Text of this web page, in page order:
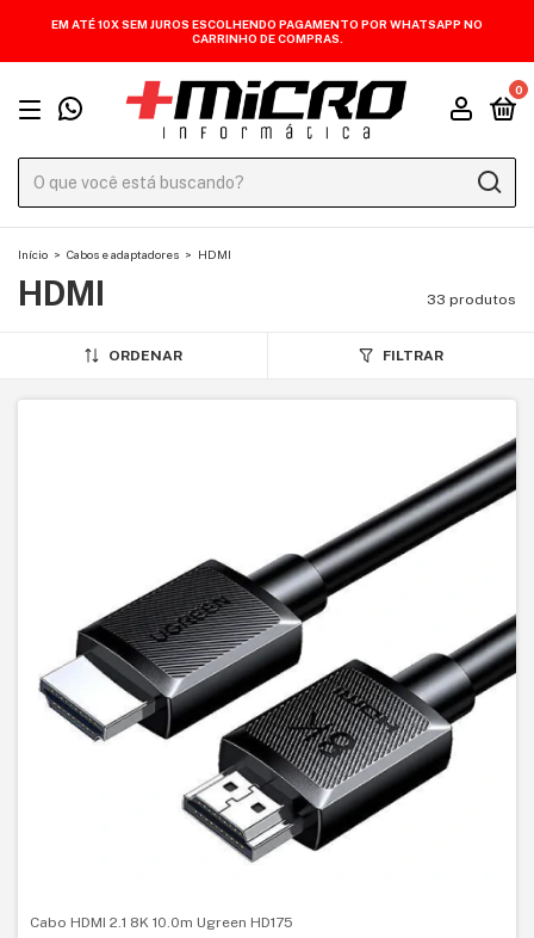
EM ATÉ 10X SEM JUROS ESCOLHENDO PAGAMENTO POR WHATSAPP NO
CARRINHO DE COMPRAS.
0
Início > Cabos e adaptadores > HDMI
HDMI 33 produtos
ORDENAR FILTRAR
Cabo HDMI 2.1 8K 10.0m Ugreen HD175